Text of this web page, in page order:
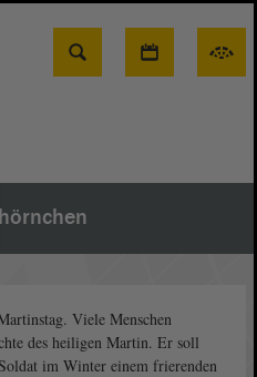
Suche
Viele Menschen
des heiligen Martin. Er soll
im Winter einem frierenden